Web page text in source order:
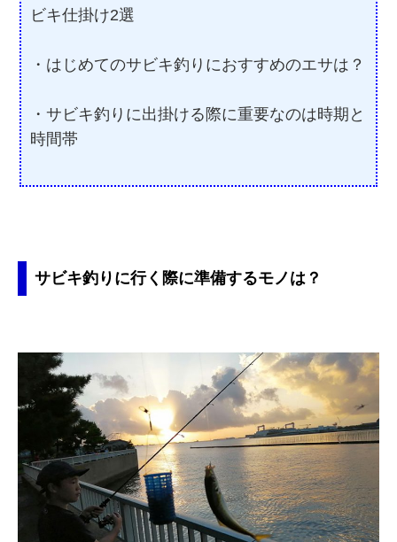
ビキ仕掛け2選
・はじめてのサビキ釣りにおすすめのエサは？
・サビキ釣りに出掛ける際に重要なのは時期と
時間帯
サビキ釣りに行く際に準備するモノは？